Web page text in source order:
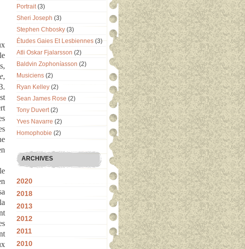
,
Portrait(3)
Sheri Joseph (3)
Stephen Chbosky (3)
Études Gaies Et Lesbiennes (3)
Atli Oskar Fjalarsson (2)
Baldvin Zophoníasson (2)
Musiciens (2)
Ryan Kelley (2)
Sean James Rose (2)
Tony Duvert(2)
Yves Navarre (2)
Homophobie (2)
ARCHIVES
2020
2018
2013
2012
2011
2010